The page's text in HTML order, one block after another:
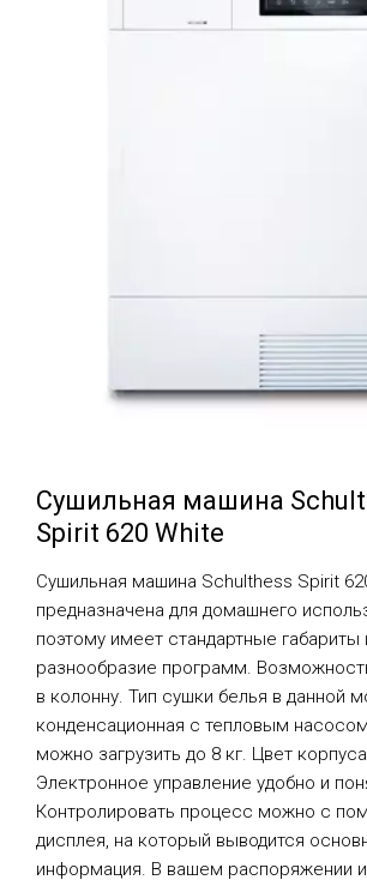
Сушильная машина
Spirit 620 White
Сушильная машина Schulthess Spirit
предназначена для домашнего
поэтому имеет стандартные
разнообразие программ.
в колонну. Тип сушки белья в данной
конденсационная с тепловым
можно загрузить до 8 кг. Цвет
Электронное управление удобно и
Контролировать процесс можно с
дисплея, на который выводится
информация. В вашем распоряжении